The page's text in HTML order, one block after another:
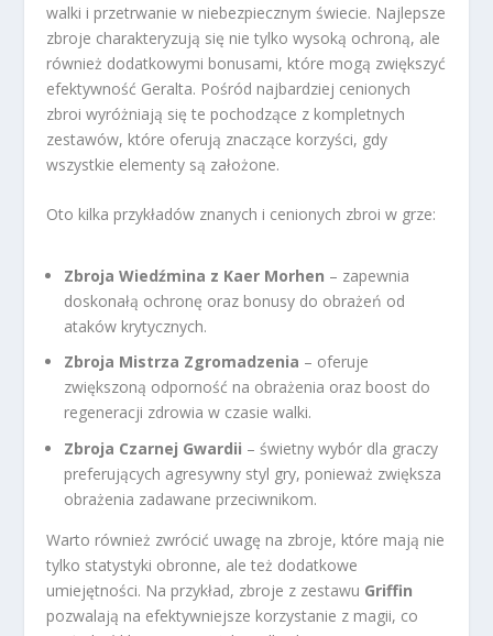
walki i przetrwanie w niebezpiecznym świecie. Najlepsze
zbroje charakteryzują się nie tylko wysoką ochroną, ale
również dodatkowymi bonusami, które mogą zwiększyć
efektywność Geralta. Pośród najbardziej cenionych
zbroi wyróżniają się te pochodzące z kompletnych
zestawów, które oferują znaczące korzyści, gdy
wszystkie elementy są założone.
Oto kilka przykładów znanych i cenionych zbroi w grze:
Zbroja Wiedźmina z Kaer Morhen – zapewnia
doskonałą ochronę oraz bonusy do obrażeń od
ataków krytycznych.
Zbroja Mistrza Zgromadzenia – oferuje
zwiększoną odporność na obrażenia oraz boost do
regeneracji zdrowia w czasie walki.
Zbroja Czarnej Gwardii – świetny wybór dla graczy
preferujących agresywny styl gry, ponieważ zwiększa
obrażenia zadawane przeciwnikom.
Warto również zwrócić uwagę na zbroje, które mają nie
tylko statystyki obronne, ale też dodatkowe
umiejętności. Na przykład, zbroje z zestawu Griffin
pozwalają na efektywniejsze korzystanie z magii, co